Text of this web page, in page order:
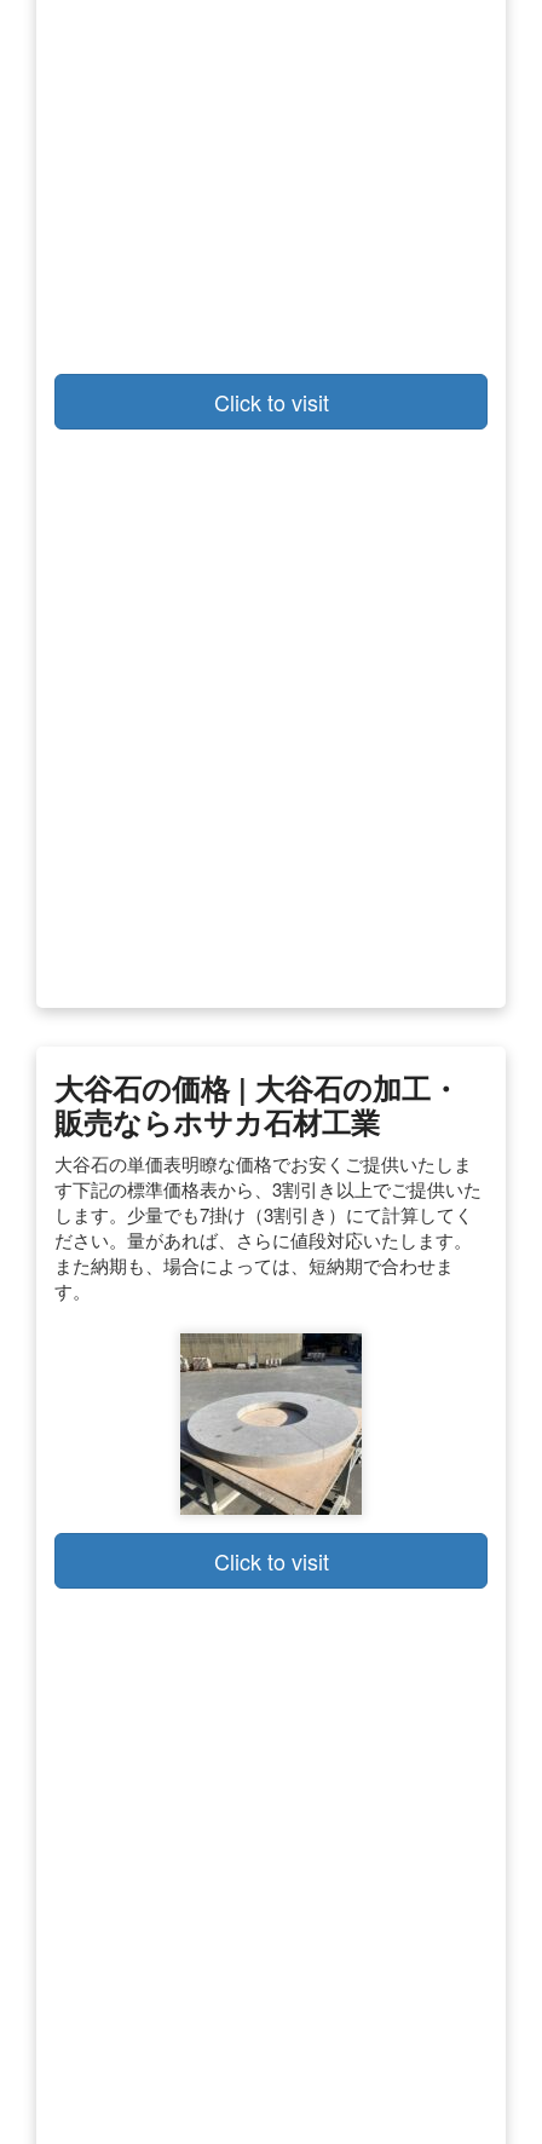
Click to visit
大谷石の価格 | 大谷石の加工・
販売ならホサカ石材工業
大谷石の単価表明瞭な価格でお安くご提供いたしま
す下記の標準価格表から、3割引き以上でご提供いた
します。少量でも7掛け（3割引き）にて計算してく
ださい。量があれば、さらに値段対応いたします。
また納期も、場合によっては、短納期で合わせま
す。
Click to visit